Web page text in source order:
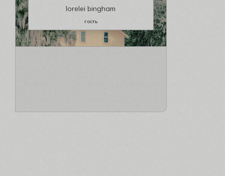
lorelei bingham
гость